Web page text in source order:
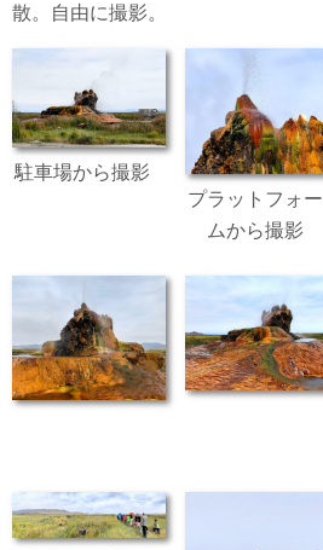
散。自由に撮影。
駐車場から撮影
プラットフォー
ムから撮影